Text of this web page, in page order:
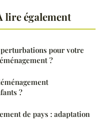
lire également
pour votre
?
?
de pays : adaptation